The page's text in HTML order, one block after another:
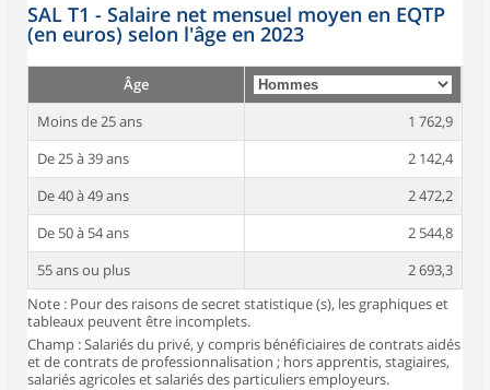
SAL T1 - Salaire net mensuel moyen en EQTP
(en euros) selon l'âge en 2023
Âge
Moins de 25 ans
1 762,9
De 25 à 39 ans
2 142,4
De 40 à 49 ans
2 472,2
De 50 à 54 ans
2 544,8
55 ans ou plus
2 693,3
Note : Pour des raisons de secret statistique (s), les graphiques et
tableaux peuvent être incomplets.
Champ : Salariés du privé, y compris bénéficiaires de contrats aidés
et de contrats de professionnalisation ; hors apprentis, stagiaires,
salariés agricoles et salariés des particuliers employeurs.